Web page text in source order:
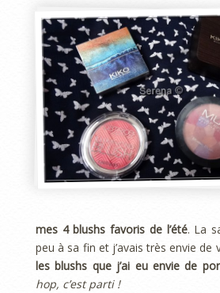
mes 4 blushs favoris de l’été. La
peu à sa fin et j’avais très envie de
les blushs que j’ai eu envie de
hop, c’est parti !